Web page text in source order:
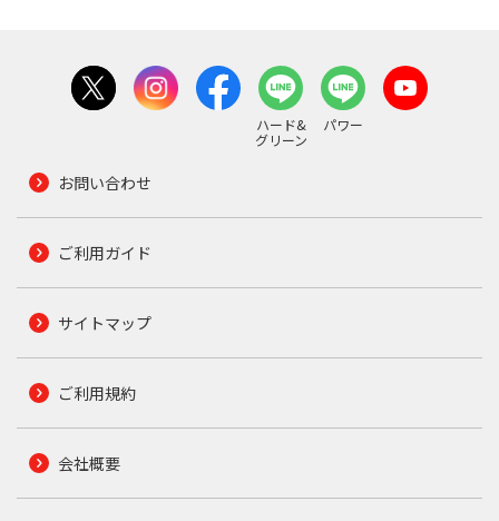
ハード&
グリーン
パワー
お問い合わせ
ご利用ガイド
サイトマップ
ご利用規約
会社概要